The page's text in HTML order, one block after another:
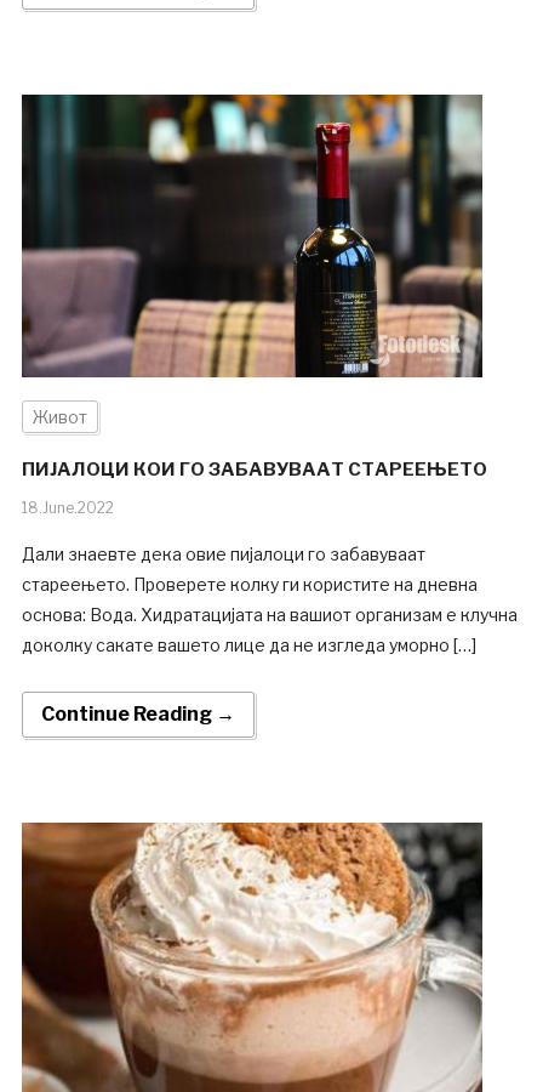
Живот
ПИЈАЛОЦИ КОИ ГО ЗАБАВУВААТ СТАРЕЕЊЕТО
18.June.2022
Дали знаевте дека овие пијалоци го забавуваат
стареењето. Проверете колку ги користите на дневна
основа: Вода. Хидратацијата на вашиот организам е клучна
доколку сакате вашето лице да не изгледа уморно […]
Continue Reading →